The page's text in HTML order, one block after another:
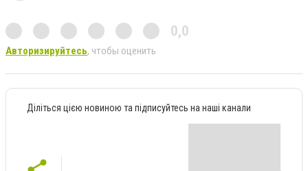
0,0
Авторизируйтесь, чтобы оценить
Діліться цією новиною та підписуйтесь на наші канали